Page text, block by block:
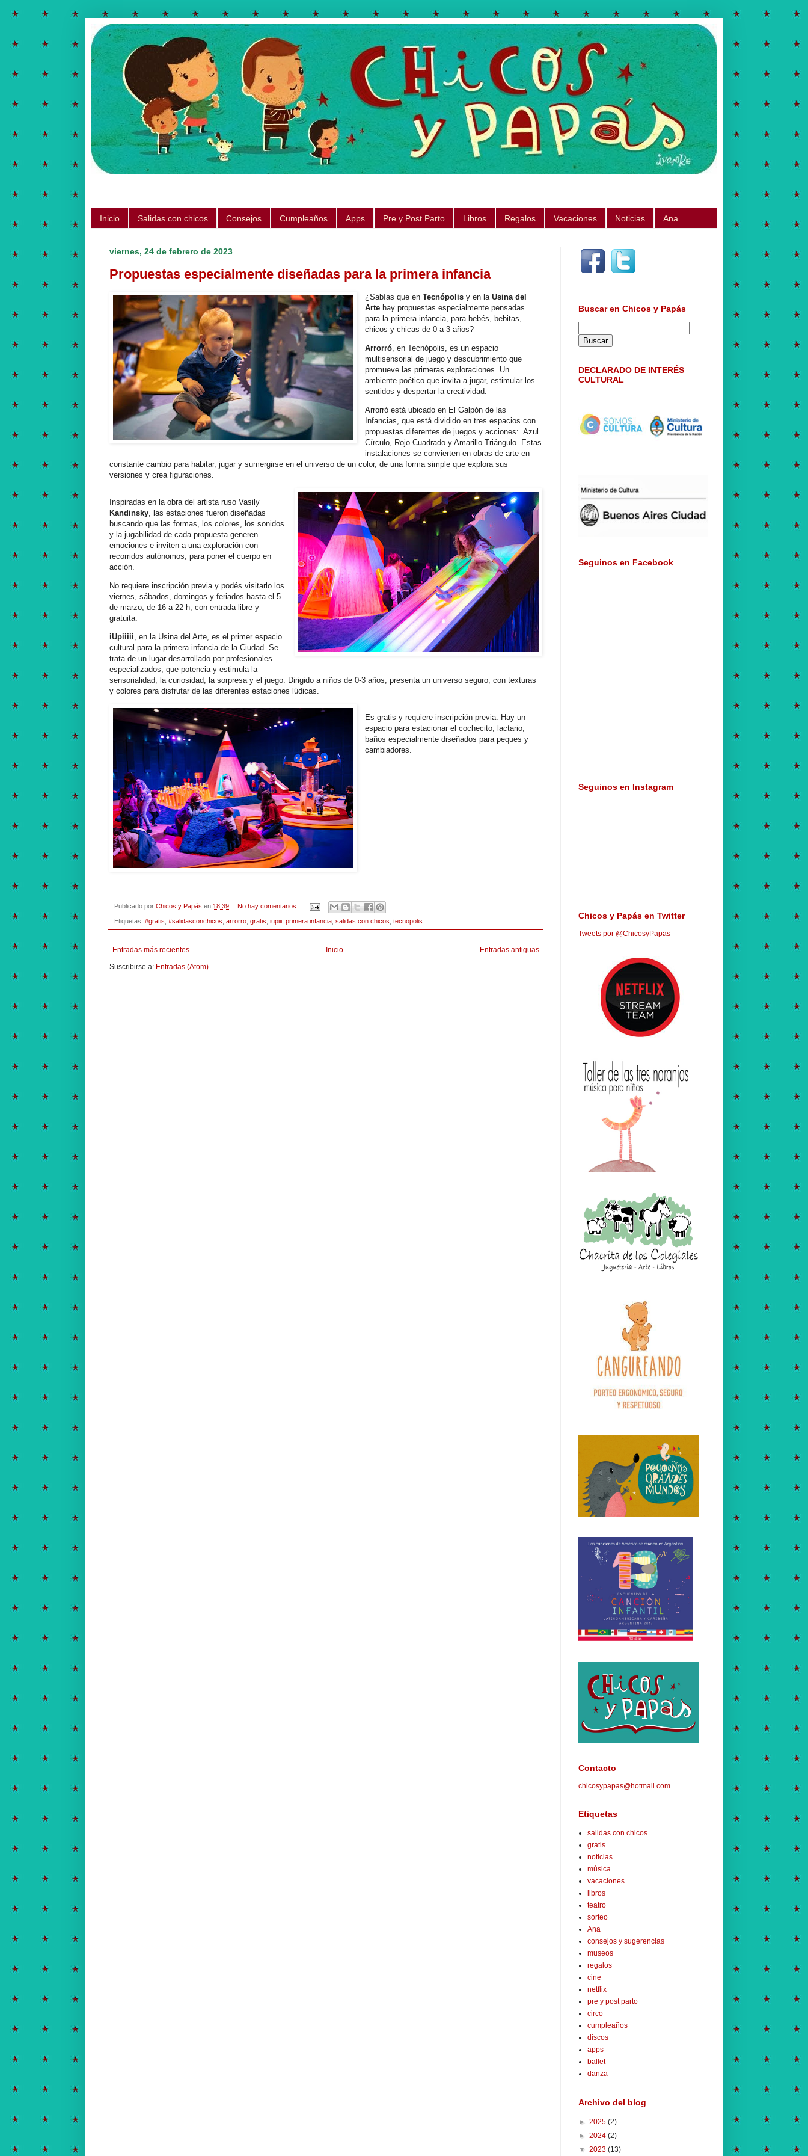
Inicio Salidas con chicos Consejos Cumpleaños Apps Pre y Post Parto Libros Regalos Vacaciones Noticias Ana
viernes, 24 de febrero de 2023
Propuestas especialmente diseñadas para la primera infancia
¿Sabías que enTecnópolis y en laUsina del
Arte hay propuestas especialmente pensadas
para la primera infancia, para bebés, bebitas,
chicos y chicas de 0 a 3 años?
Arrorró, en Tecnópolis, es un espacio
multisensorial de juego y descubrimiento que
promueve las primeras exploraciones. Un
ambiente poético que invita a jugar, estimular los
sentidos y despertar la creatividad.
Arrorró está ubicado en El Galpón de las
Infancias, que está dividido en tres espacios con
propuestas diferentes de juegos y acciones: Azul
Círculo, Rojo Cuadrado y Amarillo Triángulo. Estas
instalaciones se convierten en obras de arte en
constante cambio para habitar, jugar y sumergirse en el universo de un color, de una forma simple que explora sus
versiones y crea figuraciones.
Inspiradas en la obra del artista ruso Vasily
Kandinsky , las estaciones fueron diseñadas
buscando que las formas, los colores, los sonidos
y la jugabilidad de cada propuesta generen
emociones e inviten a una exploración con
recorridos autónomos, para poner el cuerpo en
acción.
No requiere inscripción previa y podés visitarlo los
viernes, sábados, domingos y feriados hasta el 5
de marzo, de 16 a 22 h, con entrada libre y
gratuita.
iUpiiiii , en la Usina del Arte, es el primer espacio
cultural para la primera infancia de la Ciudad. Se
trata de un lugar desarrollado por profesionales
especializados, que potencia y estimula la
sensorialidad, la curiosidad, la sorpresa y el juego. Dirigido a niños de 0-3 años, presenta un universo seguro, con texturas
y colores para disfrutar de las diferentes estaciones lúdicas.
Es gratis y requiere inscripción previa. Hay un
espacio para estacionar el cochecito, lactario,
baños especialmente diseñados para peques y
cambiadores.
Publicado por Chicos y Papás en 18:39 No hay comentarios:
Etiquetas: #gratis #salidasconchicos arrorro gratis iupiii primera infancia salidas con chicos tecnopolis
Entradas más recientes Entradas antiguas
Inicio
Suscribirse a: Entradas (Atom)
Buscar en Chicos y Papás
DECLARADO DE INTERÉS
CULTURAL
Seguinos en Facebook
Seguinos en Instagram
Chicos y Papás en Twitter
Tweets por @ChicosyPapas
Contacto
chicosypapas@hotmail.com
Etiquetas
salidas con chicos
gratis
noticias
música
vacaciones
libros
teatro
sorteo
Ana
consejos y sugerencias
museos
regalos
cine
netflix
pre y post parto
circo
cumpleaños
discos
apps
ballet
danza
Archivo del blog
► 2025 (2)
► 2024 (2)
▼ 2023 (13)